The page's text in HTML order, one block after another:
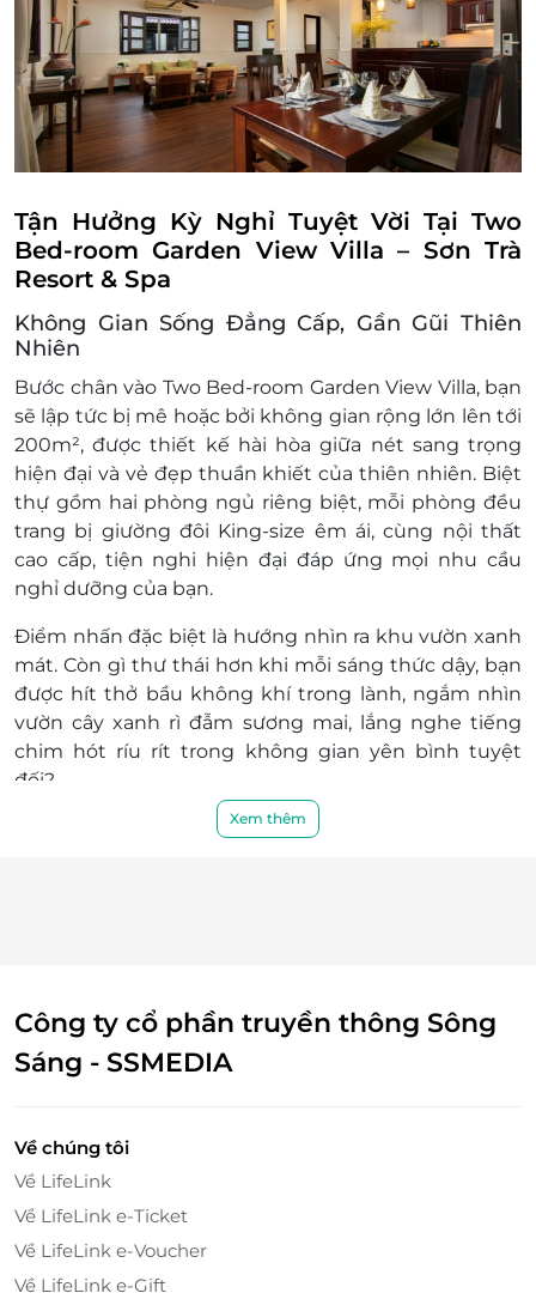
Trẻ em từ 12 tuổi được tính như người lớn và
phụ thu bắt buộc với giá VND 790,000
VND/người/đêm, bao gồm ăn sáng và giường
phụ
Điều kiện đặt & nhận phòng:
Đặt ít nhất 7 - 10 ngày trước ngày đến lưu trú
cần đặt trước 3 tuần.
Giờ nhận phòng: Sau 14h00 / Giờ trả phòng:
Trước 12h00
Check in sớm - Check out muộn: tùy thuộc
vào tình trạng phòng và có thể sẽ phụ thu
theo quy định của khách sạn
Hotline đặt phòng & tư vấn (9h-20h): 1900
2065 / 0702 804 262
Văn phòng HCM: 028 6680 8757
Điều kiện lưu ý bắt buộc:
Giá trên chỉ áp dụng cho ngày thường,
không áp dụng cho lễ tết và mùa cao điểm
Giá phòng sẽ được cập nhật thường xuyên,
để đảm bảo quyền lợi vui lòng liên hệ với
nâng cấp hạng phòng, các khoản phụ thu
(nếu có) trước khi đặt phòng và thanh toán
Mọi trường hợp khách hàng đã thanh toán
nhưng chưa liên hệ với LifeLink, chúng tôi
hoàn toàn không chịu trách nhiệm
Điều kiện hoãn/huỷ phòng:
Hủy trước 30 ngày miễn phí; tính phí dịch vụ
khách
Voucher/E-Coupon
Không áp dụng đồng thời với chương trình
khuyến mại khác.
Tận Hưởng Kỳ Nghỉ Tuyệt Vời Tại Two
Bed-room Garden View Villa – Sơn Trà
Resort & Spa
Không Gian Sống Đẳng Cấp, Gần Gũi Thiên
Nhiên
Bước chân vào Two Bed-room Garden View Villa, bạn
sẽ lập tức bị mê hoặc bởi không gian rộng lớn lên tới
200m², được thiết kế hài hòa giữa nét sang trọng
hiện đại và vẻ đẹp thuần khiết của thiên nhiên. Biệt
thự gồm hai phòng ngủ riêng biệt, mỗi phòng đều
trang bị giường đôi King-size êm ái, cùng nội thất
cao cấp, tiện nghi hiện đại đáp ứng mọi nhu cầu
nghỉ dưỡng của bạn.
Điểm nhấn đặc biệt là hướng nhìn ra khu vườn xanh
mát. Còn gì thư thái hơn khi mỗi sáng thức dậy, bạn
được hít thở bầu không khí trong lành, ngắm nhìn
vườn cây xanh rì đẫm sương mai, lắng nghe tiếng
chim hót ríu rít trong không gian yên bình tuyệt
đối?
Xem thêm
Công ty cổ phần truyền thông Sông
Sáng - SSMEDIA
Về chúng tôi
Về LifeLink
Về LifeLink e-Ticket
Về LifeLink e-Voucher
Về LifeLink e-Gift